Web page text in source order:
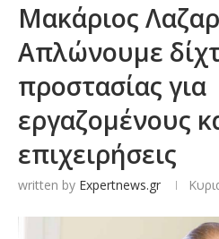
Μακάριος
Απλώνουμε
προστασίας για
εργαζομένους
επιχειρήσεις
written by Expertnews.gr